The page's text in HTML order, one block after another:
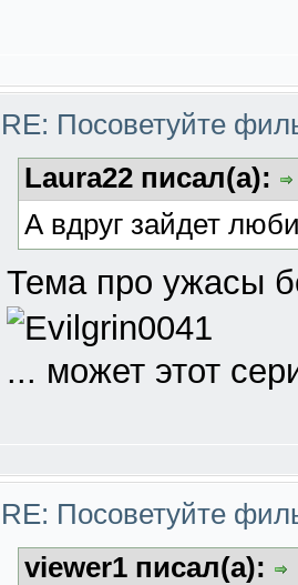
RE: Посоветуйте
Laura22 писал(а):
А вдруг зайдет
Тема про ужасы
... может этот
RE: Посоветуйте
viewer1 писал(а):